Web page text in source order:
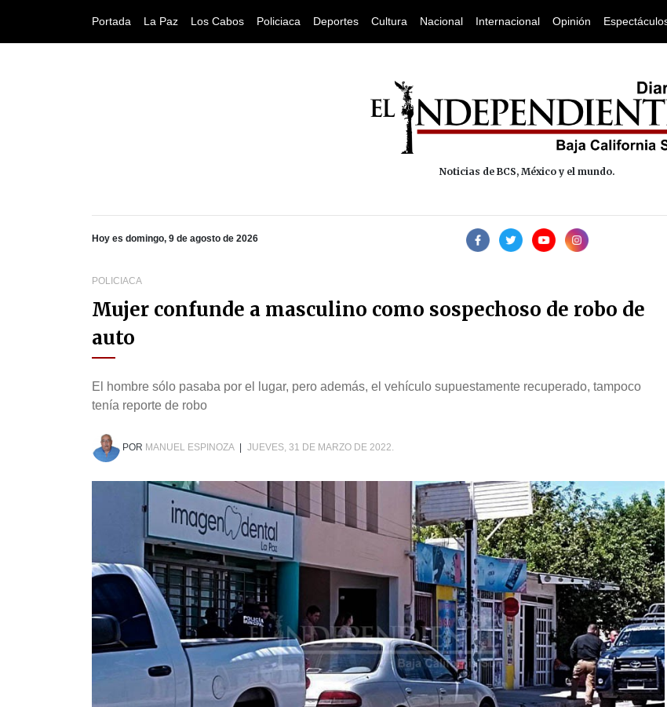
Portada La Paz Los Cabos Policiaca Deportes Cultura Nacional Internacional Opinión
Noticias de BCS, México y el mundo.
Hoy es domingo, 9 de agosto de 2026
POLICIACA
Mujer confunde a masculino como sospechoso de robo de
auto
El hombre sólo pasaba por el lugar, pero además, el vehículo supuestamente recuperado, tampoco
tenía reporte de robo
POR MANUEL ESPINOZA JUEVES, 31 DE MARZO DE 2022.